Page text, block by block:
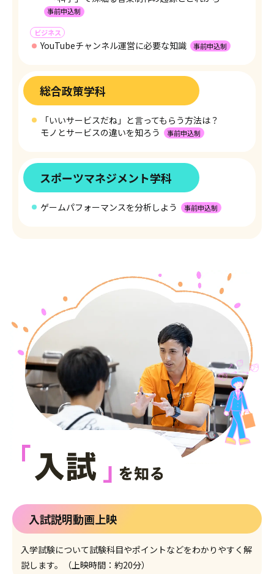
事前申込制
ビジネス
YouTubeチャンネル運営に必要な知識 事前申込制
総合政策学科
「いいサービスだね」と言ってもらう方法は？
モノとサービスの違いを知ろう
事前申込制
スポーツマネジメント学科
ゲームパフォーマンスを分析しよう 事前申込制
入試説明動画上映
入学試験について試験科目やポイントなどをわかりやすく解
説します。（上映時間：約20分）